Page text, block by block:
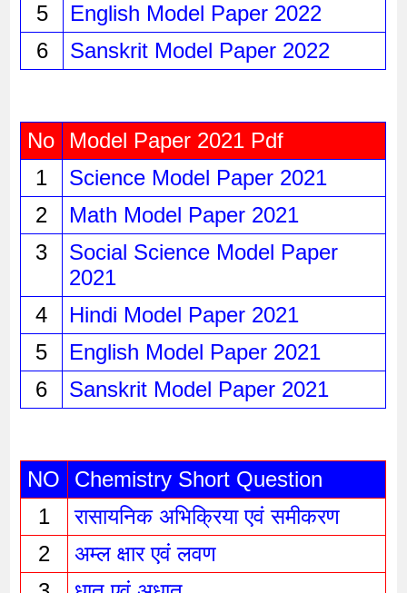
5
English Model Paper 2022
6
Sanskrit Model Paper 2022
No
Model Paper 2021 Pdf
1
Science Model Paper 2021
2
Math Model Paper 2021
3
Social Science Model Paper
2021
4
Hindi Model Paper 2021
5
English Model Paper 2021
6
Sanskrit Model Paper 2021
NO
Chemistry Short Question
1
रासायनिक अभिक्रिया एवं समीकरण
2
अम्ल क्षार एवं लवण